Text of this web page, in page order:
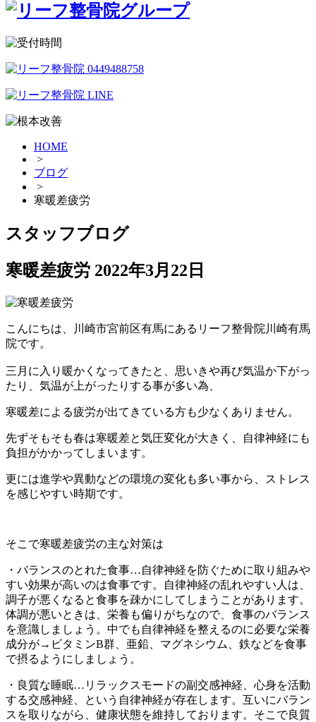
HOME
>
ブログ
>
寒暖差疲労
スタッフブログ
寒暖差疲労 2022年3月22日
こんにちは、川崎市宮前区有馬にあるリーフ整骨院川崎有馬
院です。
三月に入り暖かくなってきたと、思いきや再び気温か下がっ
たり、気温が上がったりする事が多い為、
寒暖差による疲労が出てきている方も少なくありません。
先ずそもそも春は寒暖差と気圧変化が大きく、自律神経にも
負担がかかってしまいます。
更には進学や異動などの環境の変化も多い事から、ストレス
を感じやすい時期です。
そこで寒暖差疲労の主な対策は
・バランスのとれた食事…自律神経を防ぐために取り組みや
すい効果が高いのは食事です。自律神経の乱れやすい人は、
調子が悪くなると食事を疎かにしてしまうことがあります。
体調が悪いときは、栄養も偏りがちなので、食事のバランス
を意識しましょう。中でも自律神経を整えるのに必要な栄養
成分が→ビタミンB群、亜鉛、マグネシウム、鉄などを食事
で摂るようにしましょう。
・良質な睡眠…リラックスモードの副交感神経、心身を活動
する交感神経、という自律神経が存在します。互いにバラン
スを取りながら、健康状態を維持しております。そこで良質